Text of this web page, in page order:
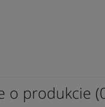
o produkcie